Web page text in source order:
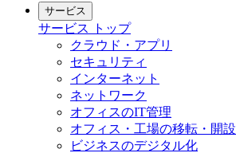
サービス
サービス
トップ
クラウド・アプリ
セキュリティ
インターネット
ネットワーク
オフィスのIT管理
オフィス・工場の移転・開設
ビジネスのデジタル化